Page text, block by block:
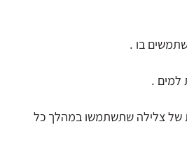
בו .
למים .
של צלילה שתשתמשו במהלך כל